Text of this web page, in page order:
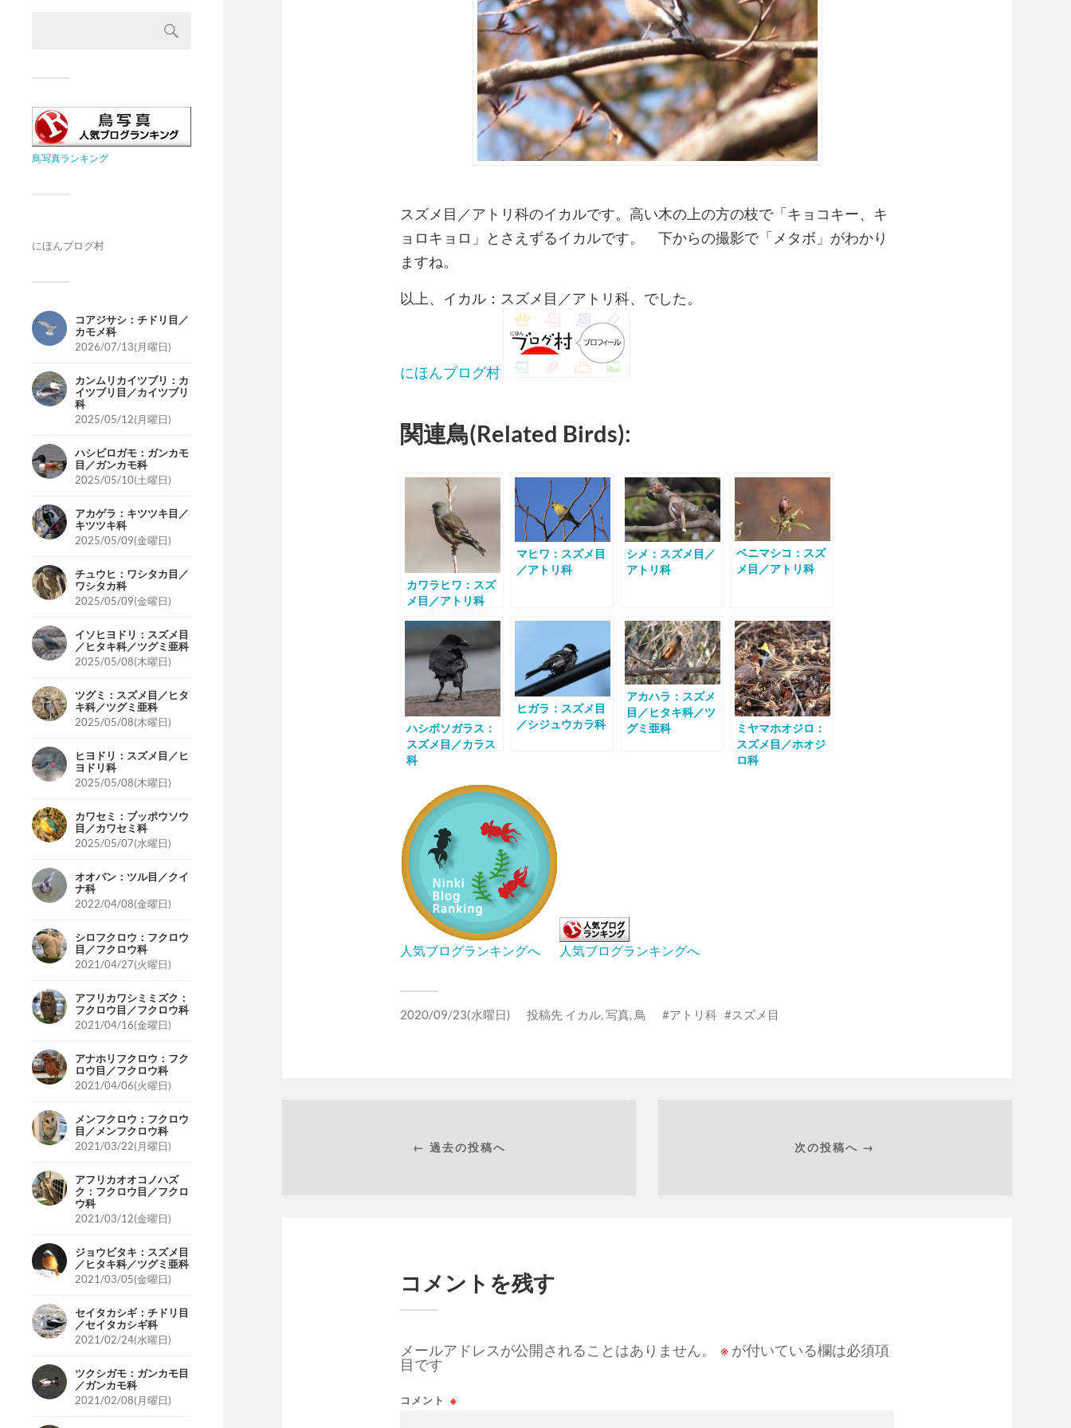
鳥写真ランキング
にほんブログ村
コアジサシ：チドリ目／
カモメ科
2026/07/13(月曜日)
カンムリカイツブリ：カ
イツブリ目／カイツブリ
科
2025/05/12(月曜日)
ハシビロガモ：ガンカモ
目／ガンカモ科
2025/05/10(土曜日)
アカゲラ：キツツキ目／
キツツキ科
2025/05/09(金曜日)
チュウヒ：ワシタカ目／
ワシタカ科
2025/05/09(金曜日)
イソヒヨドリ：スズメ目
／ヒタキ科／ツグミ亜科
2025/05/08(木曜日)
ツグミ：スズメ目／ヒタ
キ科／ツグミ亜科
2025/05/08(木曜日)
ヒヨドリ：スズメ目／ヒ
ヨドリ科
2025/05/08(木曜日)
カワセミ：ブッポウソウ
目／カワセミ科
2025/05/07(水曜日)
オオバン：ツル目／クイ
ナ科
2022/04/08(金曜日)
シロフクロウ：フクロウ
目／フクロウ科
2021/04/27(火曜日)
アフリカワシミミズク：
フクロウ目／フクロウ科
2021/04/16(金曜日)
アナホリフクロウ：フク
ロウ目／フクロウ科
2021/04/06(火曜日)
メンフクロウ：フクロウ
目／メンフクロウ科
2021/03/22(月曜日)
アフリカオオコノハズ
ク：フクロウ目／フクロ
ウ科
2021/03/12(金曜日)
ジョウビタキ：スズメ目
／ヒタキ科／ツグミ亜科
2021/03/05(金曜日)
セイタカシギ：チドリ目
／セイタカシギ科
2021/02/24(水曜日)
ツクシガモ：ガンカモ目
／ガンカモ科
2021/02/08(月曜日)
スズメ目／アトリ科のイカルです。高い木の上の方の枝で「キョコキー、キ
ョロキョロ」とさえずるイカルです。 下からの撮影で「メタボ」がわかり
ますね。
以上、イカル：スズメ目／アトリ科、でした。
にほんブログ村
関連鳥(Related Birds):
カワラヒワ：スズ
メ目／アトリ科
マヒワ：スズメ目
／アトリ科
シメ：スズメ目／
アトリ科
ベニマシコ：スズ
メ目／アトリ科
ハシボソガラス：
スズメ目／カラス
科
ヒガラ：スズメ目
／シジュウカラ科
アカハラ：スズメ
目／ヒタキ科／ツ
グミ亜科
ミヤマホオジロ：
スズメ目／ホオジ
ロ科
人気ブログランキングへ 人気ブログランキングへ
2020/09/23(水曜日) 投稿先 イカル,写真, 鳥 アトリ科 スズメ目
← 過去の投稿へ 次の投稿へ →
コメントを残す
メールアドレスが公開されることはありません。 ※ が付いている欄は必須項
目です
コメント ※